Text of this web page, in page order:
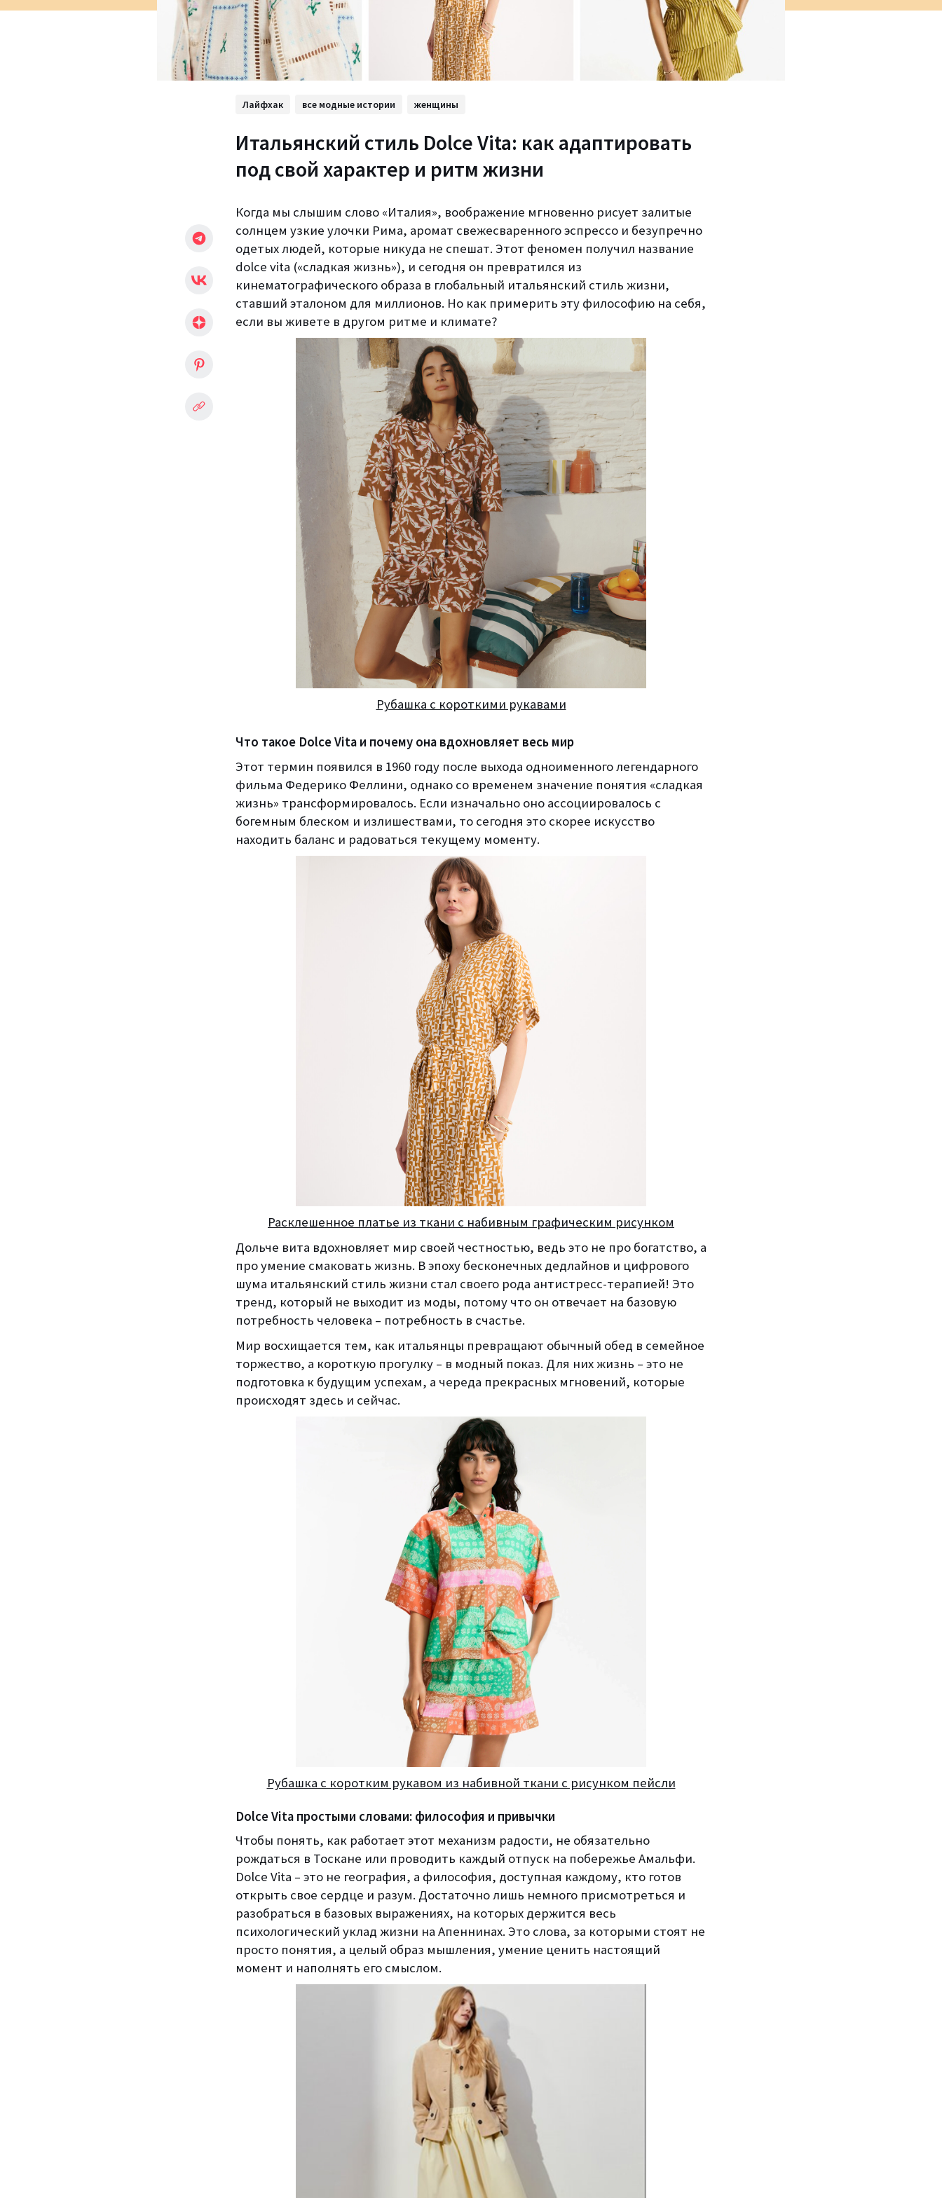
Лайфхак все модные истории женщины
Итальянский стиль Dolce Vita: как адаптировать
под свой характер и ритм жизни
Когда мы слышим слово «Италия», воображение мгновенно рисует залитые
солнцем узкие улочки Рима, аромат свежесваренного эспрессо и безупречно
одетых людей, которые никуда не спешат. Этот феномен получил название
dolce vita («сладкая жизнь»), и сегодня он превратился из
кинематографического образа в глобальный итальянский стиль жизни,
ставший эталоном для миллионов. Но как примерить эту философию на себя,
если вы живете в другом ритме и климате?
Рубашка с короткими рукавами
Что такое Dolce Vita и почему она вдохновляет весь мир
Этот термин появился в 1960 году после выхода одноименного легендарного
фильма Федерико Феллини, однако со временем значение понятия «сладкая
жизнь» трансформировалось. Если изначально оно ассоциировалось с
богемным блеском и излишествами, то сегодня это скорее искусство
находить баланс и радоваться текущему моменту.
Расклешенное платье из ткани с набивным графическим рисунком
Дольче вита вдохновляет мир своей честностью, ведь это не про богатство, а
про умение смаковать жизнь. В эпоху бесконечных дедлайнов и цифрового
шума итальянский стиль жизни стал своего рода антистресс-терапией! Это
тренд, который не выходит из моды, потому что он отвечает на базовую
потребность человека – потребность в счастье.
Мир восхищается тем, как итальянцы превращают обычный обед в семейное
торжество, а короткую прогулку – в модный показ. Для них жизнь – это не
подготовка к будущим успехам, а череда прекрасных мгновений, которые
происходят здесь и сейчас.
Рубашка с коротким рукавом из набивной ткани с рисунком пейсли
Dolce Vita простыми словами: философия и привычки
Чтобы понять, как работает этот механизм радости, не обязательно
рождаться в Тоскане или проводить каждый отпуск на побережье Амальфи.
Dolce Vita – это не география, а философия, доступная каждому, кто готов
открыть свое сердце и разум. Достаточно лишь немного присмотреться и
разобраться в базовых выражениях, на которых держится весь
психологический уклад жизни на Апеннинах. Это слова, за которыми стоят не
просто понятия, а целый образ мышления, умение ценить настоящий
момент и наполнять его смыслом.